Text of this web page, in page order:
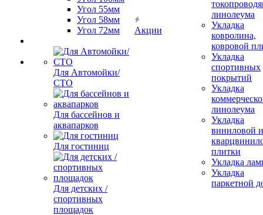
Угол 55мм
Угол 58мм
Угол 72мм
Для Автомойки/
СТО
Для бассейнов и
аквапарков
Для гостиниц
Для детских /
спортивных
площадок
Акции
линолеума
Укладка
ковролина,
ковровой
Укладка
спортивных
покрытий
Укладка
линолеума
Укладка
виниловой и
плитки
Укладка
Укладка
паркетной